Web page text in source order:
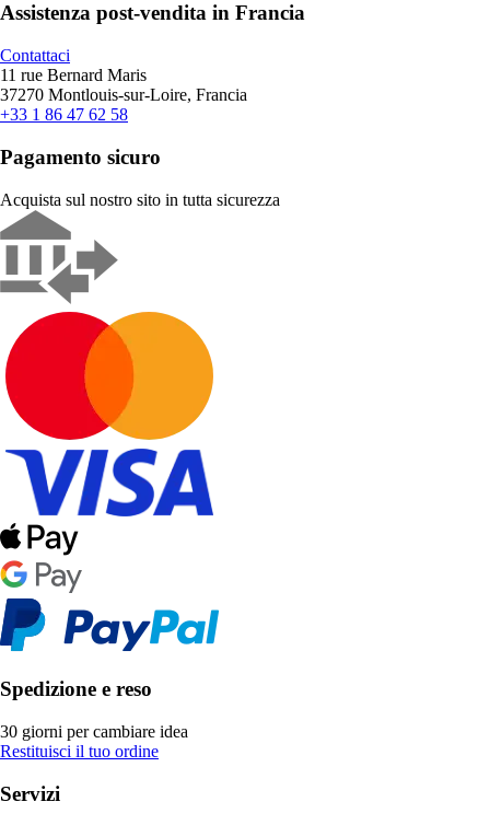
Assistenza post-vendita in Francia
Contattaci
11 rue Bernard Maris
37270 Montlouis-sur-Loire, Francia
+33 1 86 47 62 58
Pagamento sicuro
Acquista sul nostro sito in tutta sicurezza
Spedizione e reso
30 giorni per cambiare idea
Restituisci il tuo ordine
Servizi